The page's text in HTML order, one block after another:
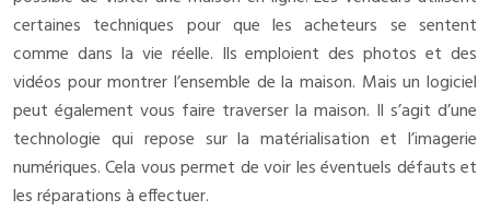
certaines techniques pour que les acheteurs se sentent
comme dans la vie réelle. Ils emploient des photos et des
vidéos pour montrer l’ensemble de la maison. Mais un logiciel
peut également vous faire traverser la maison. Il s’agit d’une
technologie qui repose sur la matérialisation et l’imagerie
numériques. Cela vous permet de voir les éventuels défauts et
les réparations à effectuer.